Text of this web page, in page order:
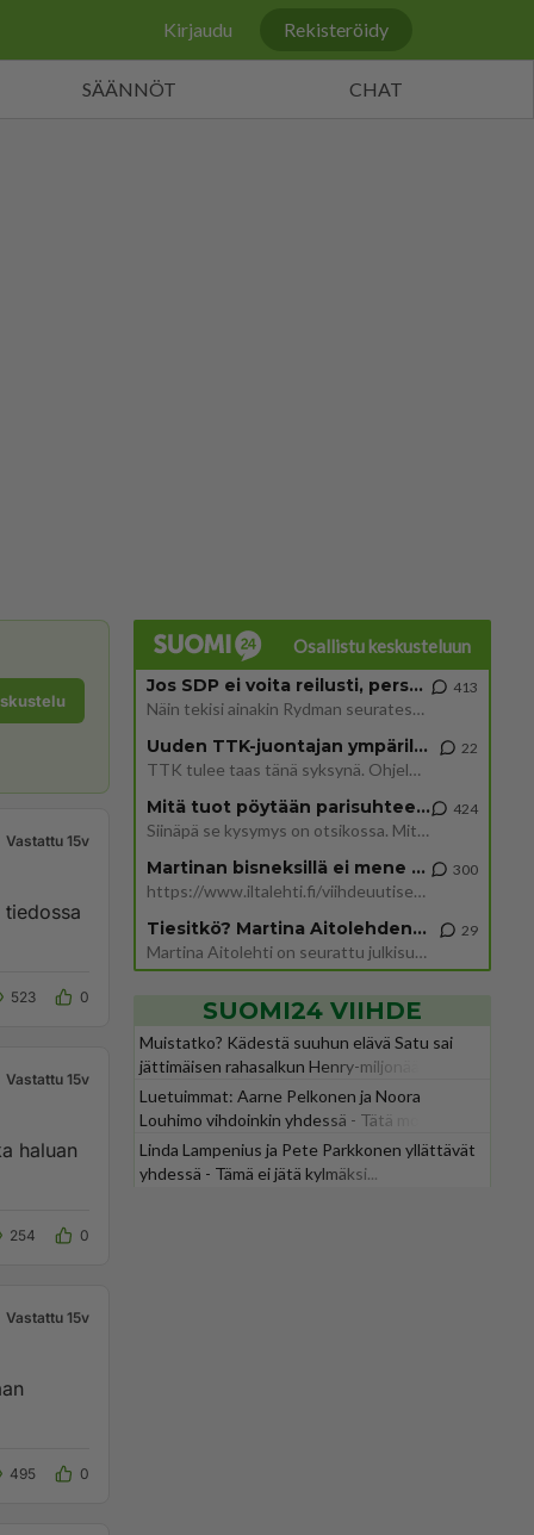
Kirjaudu Rekisteröidy
SÄÄNNÖT CHAT
Vastattu 15v
523 0
Vastattu 15v
haluan
254 0
Vastattu 15v
495 0
Osallistu keskusteluun
Jos SDP ei voita reilusti, persut kumoavat demokratian Suomesta
Näin tekisi ainakin Rydman seuratessaan idolinsa Trumpin mallia https://www.is.fi/politiikka/art-2000012187244.html
413
Uuden TTK-juontajan ympärillä epätietoisuus sakenee - Nyt MTV hämmentää soppaa
TTK tulee taas tänä syksynä. Ohjelman uudet tähtioppilaat julkistetaan torstaina 6. elokuuta klo 14 alkavassa lehdistö
22
Mitä tuot pöytään parisuhteessa?
Siinäpä se kysymys on otsikossa. Mitäpä siis tuot/toisit pöytään parisuhteessa? Oletko mies vai nainen? Koetko sen mitä
424
Martinan bisneksillä ei mene hyvin
https://www.iltalehti.fi/viihdeuutiset/a/c46da6ab-340f-4790-aaa7-0865eed2336 Yrityksen konkurssihakemus on tullut kärä
300
Tiesitkö? Martina Aitolehden isäpuoli on tämä suosittu laulaja
Martina Aitolehti on seurattu julkisuuden henkilö. Lähipiiriin mahtuu muitakin tunnettuja henkilöitä. Tiesitkö, että Ma
29
SUOMI24 VIIHDE
Muistatko? Kädestä suuhun elävä Satu sai
jättimäisen rahasalkun Henry-miljonääriltä
Luetuimmat: Aarne Pelkonen ja Noora
Louhimo vihdoinkin yhdessä - Tätä moni jo
odotti
Linda Lampenius ja Pete Parkkonen yllättävät
yhdessä - Tämä ei jätä kylmäksi...